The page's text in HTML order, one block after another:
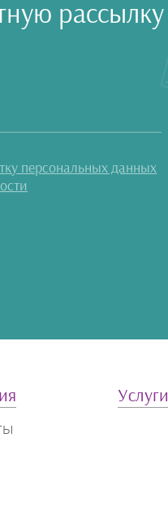
рассылку
персональных данных
Услуги